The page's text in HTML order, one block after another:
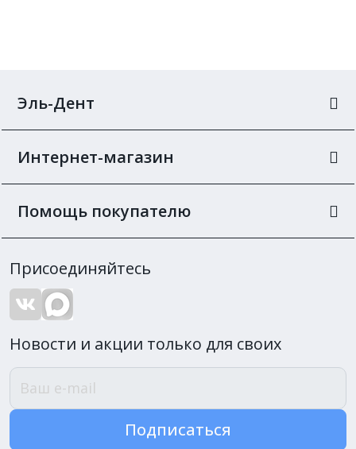
Эль-Дент
Интернет-магазин
Помощь покупателю
Присоединяйтесь
Новости и акции только для своих
Подписаться